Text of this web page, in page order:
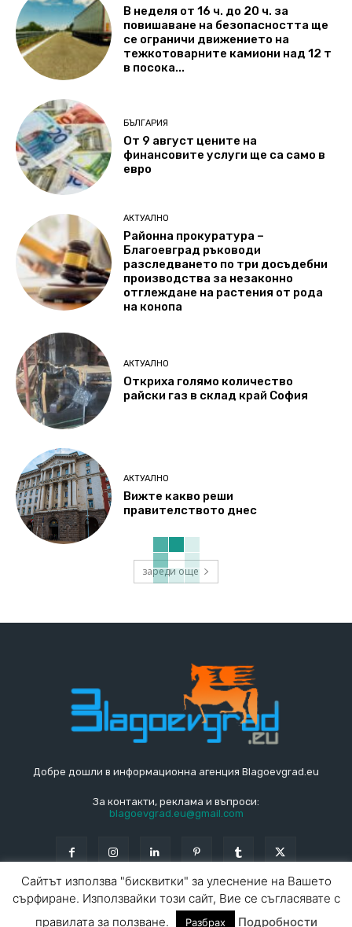
В неделя от 16 ч. до 20 ч. за
повишаване на безопасността ще
се ограничи движението на
тежкотоварните камиони над 12 т
в посока...
БЪЛГАРИЯ
От 9 август цените на
финансовите услуги ще са само в
евро
АКТУАЛНО
Районна прокуратура –
Благоевград ръководи
разследването по три досъдебни
производства за незаконно
отглеждане на растения от рода
на конопа
АКТУАЛНО
Откриха голямо количество
райски газ в склад край София
АКТУАЛНО
Вижте какво реши
правителството днес
зареди още
Добре дошли в информационна агенция Blagoevgrad.eu
За контакти, реклама и въпроси:
blagoevgrad.eu@gmail.com
© Blagoevgrad.EU 2010 - 2026 Общи условия |
Сайтът използва "бисквитки" за улеснение на Вашето
сърфиране. Използвайки този сайт, Вие се съгласявате с
правилата за ползване.
Разбрах Подробности